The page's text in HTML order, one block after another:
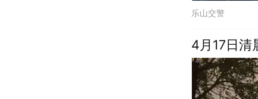
乐山交警
4月17日清